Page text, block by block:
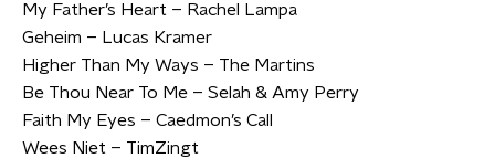
My Father’s Heart – Rachel Lampa
Geheim – Lucas Kramer
Higher Than My Ways – The Martins
Be Thou Near To Me – Selah & Amy Perry
Faith My Eyes – Caedmon’s Call
Wees Niet – TimZingt